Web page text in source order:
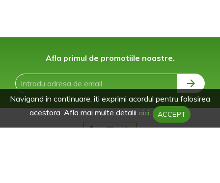
Afla primul de promotiile noastre.
Navigand in continuare, iti exprimi acordul pentru folosirea
acestora. Afla mai multe detalii aici. ACCEPT